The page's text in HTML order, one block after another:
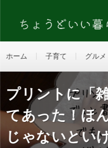
ホーム 子育て グルメ
プリントに「
てあった！ほ
じゃないとい